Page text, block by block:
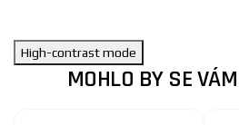
High-contrast mode
MOHLO BY SE